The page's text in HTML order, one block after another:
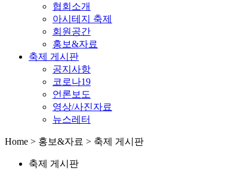
협회소개
아시테지 축제
회원공간
홍보&자료
축제 게시판
공지사항
코로나19
언론보도
영상/사진자료
뉴스레터
Home > 홍보&자료 > 축제 게시판
축제 게시판